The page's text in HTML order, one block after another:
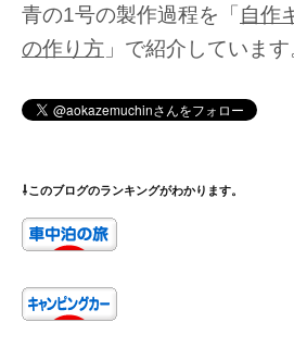
青の1号の製作過程を「自作
の作り方 」で紹介しています
⇩このブログのランキングがわかります。